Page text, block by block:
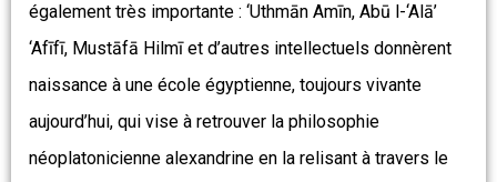
également très importante : ‘Uthmān Amīn, Abū l-‘Alā’
‘Afīfī, Mustāfā Hilmī et d’autres intellectuels donnèrent
naissance à une école égyptienne, toujours vivante
aujourd’hui, qui vise à retrouver la philosophie
néoplatonicienne alexandrine en la relisant à travers le